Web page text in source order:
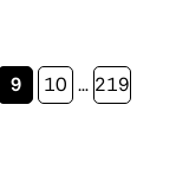
Page
9 Page
10 … Page
219